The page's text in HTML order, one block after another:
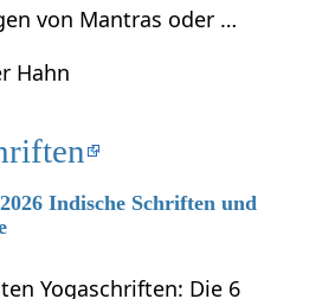
von Mantras oder …
Hahn
Indische Schriften und
Yogaschriften: Die 6